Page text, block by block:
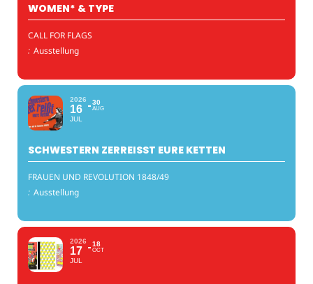
WOMEN* & TYPE
CALL FOR FLAGS
: Ausstellung
2026
16
JUL
30
AUG
SCHWESTERN ZERREISST EURE KETTEN
FRAUEN UND REVOLUTION 1848/49
: Ausstellung
2026
17
JUL
18
OCT